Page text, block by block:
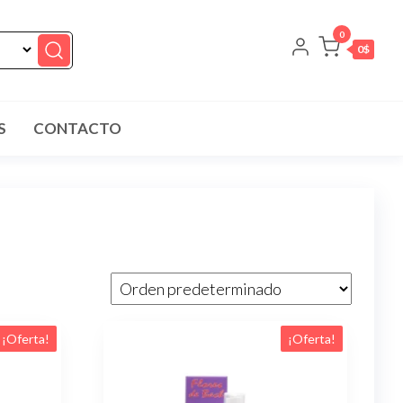
0
0$
CONTACTO
¡Oferta! ¡Oferta!